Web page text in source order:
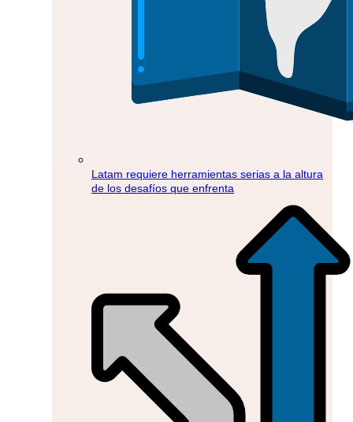
Latam requiere herramientas serias a la altura
de los desafíos que enfrenta